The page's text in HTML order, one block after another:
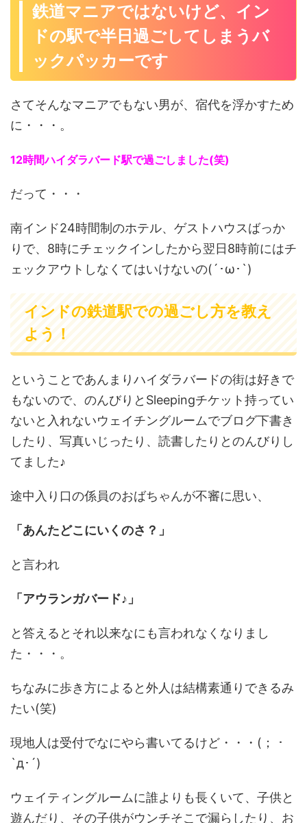
鉄道マニアではないけど、イン
ドの駅で半日過ごしてしまうバ
ックパッカーです
さてそんなマニアでもない男が、宿代を浮かすため
に・・・。
12時間ハイダラバード駅で過ごしました(笑)
だって・・・
南インド24時間制のホテル、ゲストハウスばっか
りで、8時にチェックインしたから翌日8時前にはチ
ェックアウトしなくてはいけないの(´･ω･`)
インドの鉄道駅での過ごし方を教え
よう！
ということであんまりハイダラバードの街は好きで
もないので、のんびりとSleepingチケット持ってい
ないと入れないウェイチングルームでブログ下書き
したり、写真いじったり、読書したりとのんびりし
てました♪
途中入り口の係員のおばちゃんが不審に思い、
「あんたどこにいくのさ？」
と言われ
「アウランガバード♪」
と答えるとそれ以来なにも言われなくなりまし
た・・・。
ちなみに歩き方によると外人は結構素通りできるみ
たい(笑)
現地人は受付でなにやら書いてるけど・・・(； ･
`д･´)
ウェイティングルームに誰よりも長くいて、子供と
遊んだり、その子供がウンチそこで漏らしたり、お